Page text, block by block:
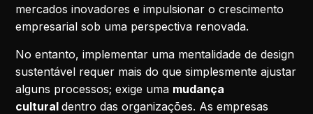
mercados inovadores e impulsionar o crescimento
empresarial sob uma perspectiva renovada.
No entanto, implementar uma mentalidade de design
sustentável requer mais do que simplesmente ajustar
alguns processos; exige uma mudança
culturaldentro das organizações. As empresas